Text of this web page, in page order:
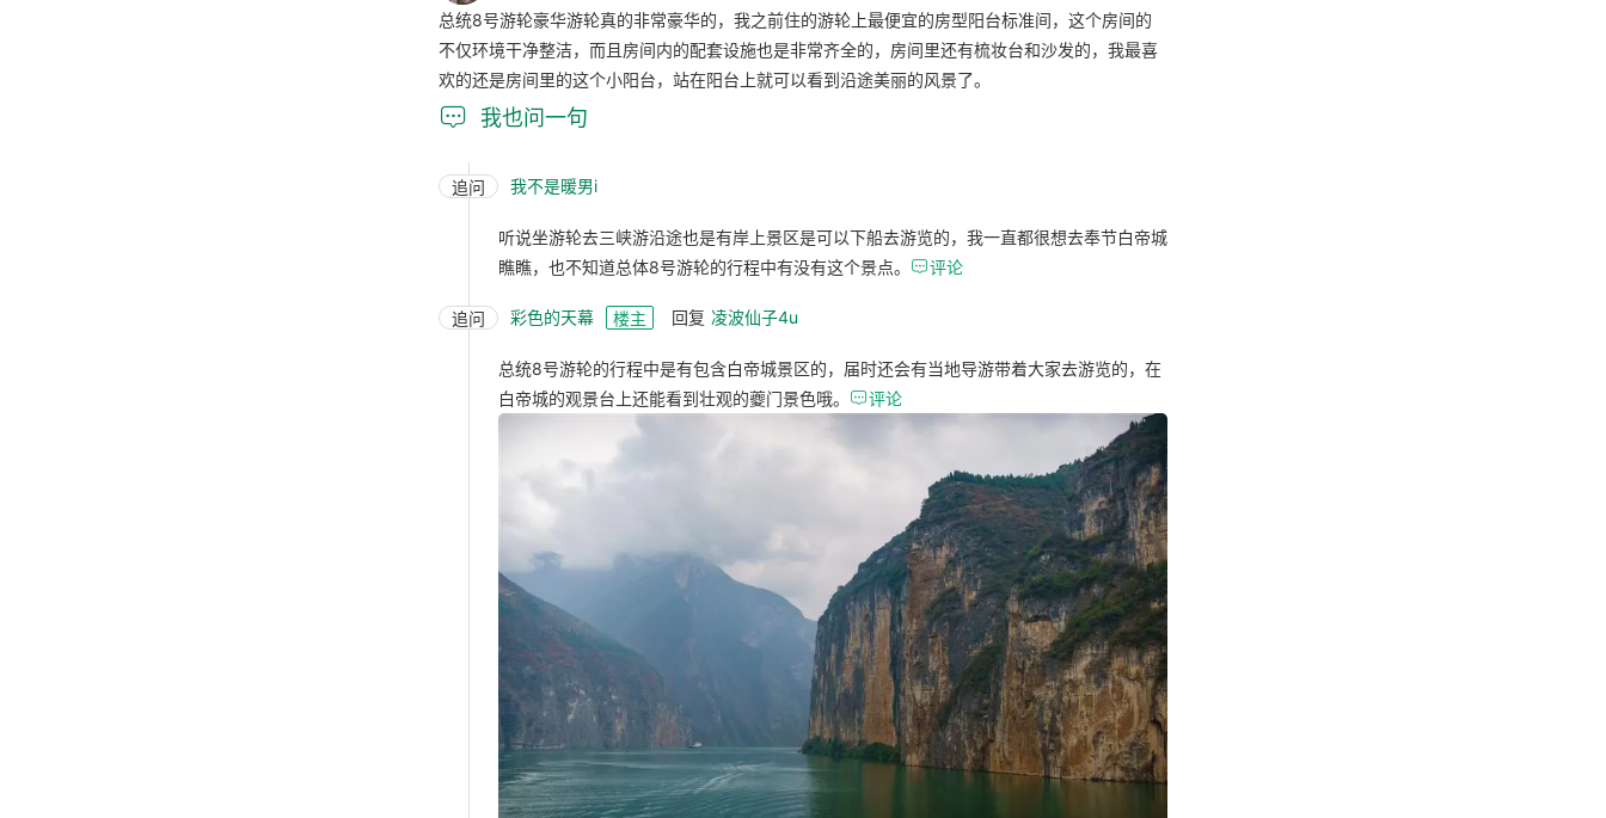
总统8号游轮豪华游轮真的非常豪华的，我之前住的游轮上最便宜的房型阳台标准间，这个房间的
不仅环境干净整洁，而且房间内的配套设施也是非常齐全的，房间里还有梳妆台和沙发的，我最喜
欢的还是房间里的这个小阳台，站在阳台上就可以看到沿途美丽的风景了。
 我也问一句
追问 我不是暖男i
听说坐游轮去三峡游沿途也是有岸上景区是可以下船去游览的，我一直都很想去奉节白帝城
瞧瞧，也不知道总体8号游轮的行程中有没有这个景点。 评论
追问 彩色的天幕 楼主 回复 凌波仙子4u
总统8号游轮的行程中是有包含白帝城景区的，届时还会有当地导游带着大家去游览的，在
白帝城的观景台上还能看到壮观的夔门景色哦。 评论